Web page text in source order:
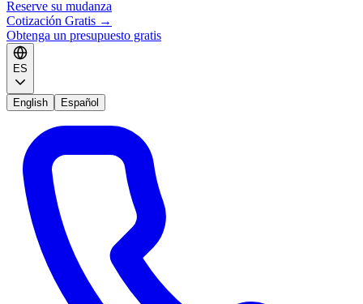
Reserve su mudanza
Cotización Gratis →
Obtenga un presupuesto gratis
ES
English Español